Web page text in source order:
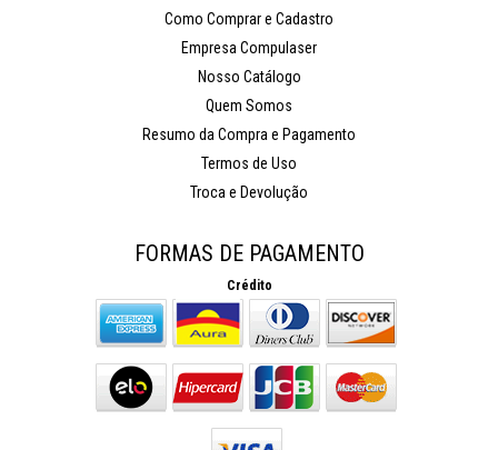
Como Comprar e Cadastro
Empresa Compulaser
Nosso Catálogo
Quem Somos
Resumo da Compra e Pagamento
Termos de Uso
Troca e Devolução
FORMAS DE PAGAMENTO
Crédito